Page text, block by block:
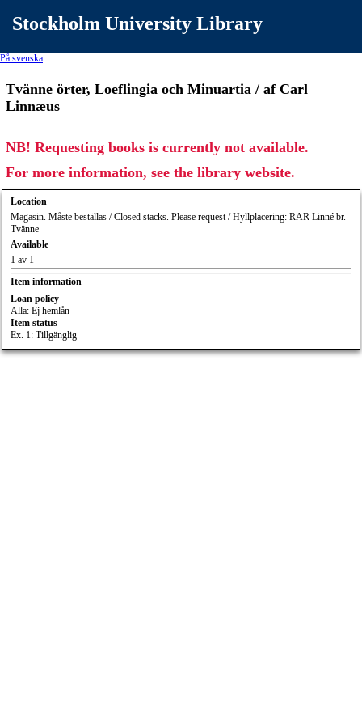
Stockholm University Library
På svenska
Tvänne örter, Loeflingia och Minuartia / af Carl
Linnæus
NB! Requesting books is currently not available.
For more information, see the library website.
Location
Magasin. Måste beställas / Closed stacks. Please request / Hyllplacering: RAR Linné br.
Tvänne
Available
1 av 1
Item information
Loan policy
Alla: Ej hemlån
Item status
Ex. 1: Tillgänglig